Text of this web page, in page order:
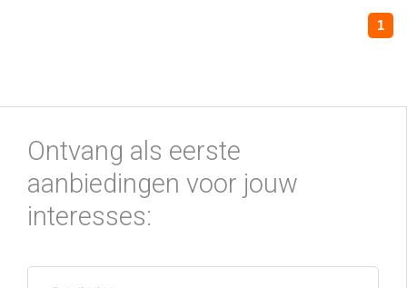
1
Ontvang als eerste
aanbiedingen voor jouw
interesses: